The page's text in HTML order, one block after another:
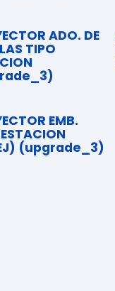
ADO. DE
TIPO
EMB.
(upgrade_3)